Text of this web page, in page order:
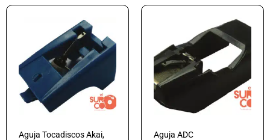
Aguja Tocadiscos Akai,
Aguja ADC